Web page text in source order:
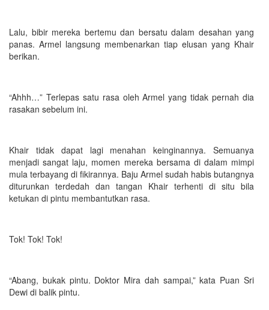
Lalu, bibir mereka bertemu dan bersatu dalam desahan yang
panas. Armel langsung membenarkan tiap elusan yang Khair
berikan.
“Ahhh…” Terlepas satu rasa oleh Armel yang tidak pernah dia
rasakan sebelum ini.
Khair tidak dapat lagi menahan keinginannya. Semuanya
menjadi sangat laju, momen mereka bersama di dalam mimpi
mula terbayang di fikirannya. Baju Armel sudah habis butangnya
diturunkan terdedah dan tangan Khair terhenti di situ bila
ketukan di pintu membantutkan rasa.
Tok! Tok! Tok!
“Abang, bukak pintu. Doktor Mira dah sampai,” kata Puan Sri
Dewi di balik pintu.